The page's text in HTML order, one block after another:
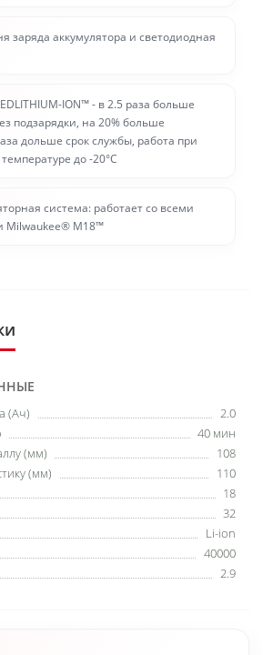
заряда аккумулятора и светодиодная
ION™ - в 2.5 раза больше
подзарядки, на 20% больше
дольше срок службы, работа при
до -20°С
система: работает со всеми
Milwaukee® М18™
(Ач)
2.0
40 мин
(мм)
108
(мм)
110
18
32
Li-ion
40000
2.9